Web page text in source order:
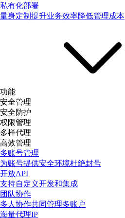
私有化部署
量身定制提升业务效率降低管理成本
功能
安全管理
安全防护
权限管理
多样代理
高效管理
多账号管理
为账号提供安全环境杜绝封号
开放API
支持自定义开发和集成
团队协作
多人协作共同管理多账户
海量代理IP